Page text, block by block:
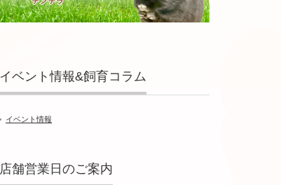
イベント情報&飼育コラム
イベント情報
店舗営業日のご案内